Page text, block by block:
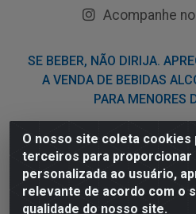
O nosso site coleta cookies
terceiros para proporcionar
personalizada ao usuário,
relevante de acordo com o
qualidade do nosso site.
Acompanhe
SE BEBER, NÃO DIRIJA.
A VENDA DE BEBIDAS
PARA MENORES
Nordil Distribuidora - Avenida
Sesi - Bayeux/PB - CEP
03.775.813/